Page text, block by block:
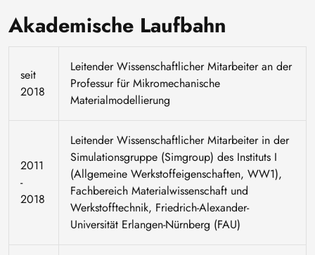
Akademische Laufbahn
seit
2018
Leitender Wissenschaftlicher Mitarbeiter an der
Professur für Mikromechanische
Materialmodellierung
2011
-
2018
Leitender Wissenschaftlicher Mitarbeiter in der
Simulationsgruppe (Simgroup) des Instituts I
(Allgemeine Werkstoffeigenschaften, WW1),
Fachbereich Materialwissenschaft und
Werkstofftechnik, Friedrich-Alexander-
Universität Erlangen-Nürnberg (FAU)